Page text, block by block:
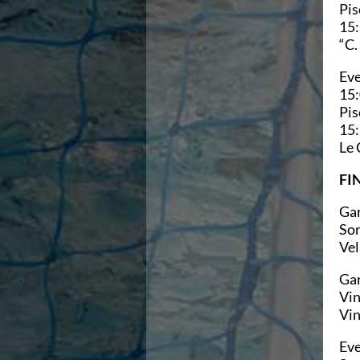
Azzurri
News
Eventi
Grand Prix
Norme e documenti
Risultati e Classifiche
Primati
Azzurri
Flash News
Salvamento
Eventi
Norme e documenti
Risultati e Classifiche
Albi d'oro - Primati
News
Flash News
Le